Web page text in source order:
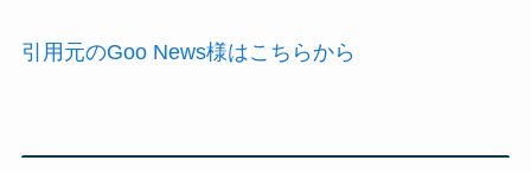
引用元のGoo News様はこちらから